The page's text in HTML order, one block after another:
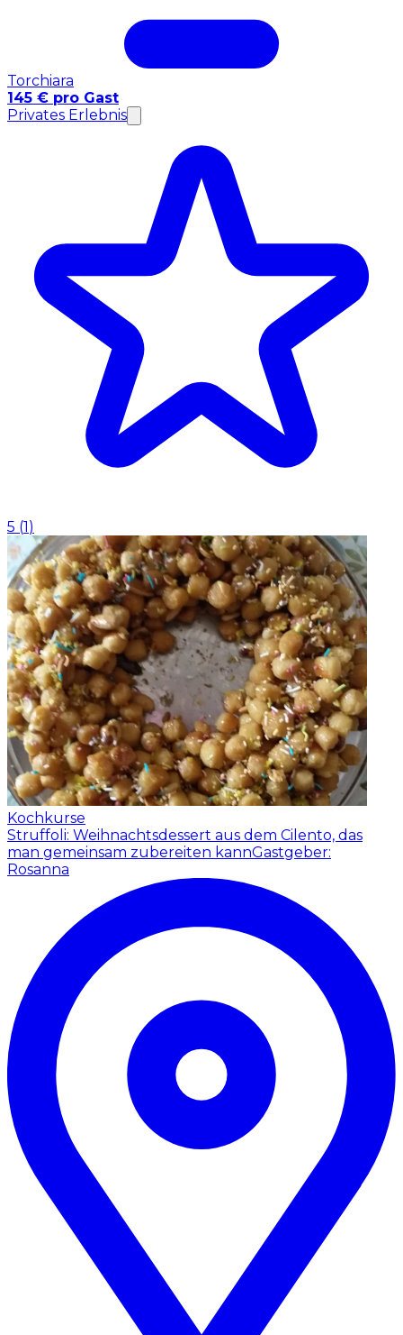
Torchiara
145 € pro Gast
Privates Erlebnis
5 (1)
Kochkurse
Struffoli: Weihnachtsdessert aus dem Cilento, das
man gemeinsam zubereiten kannGastgeber:
Rosanna